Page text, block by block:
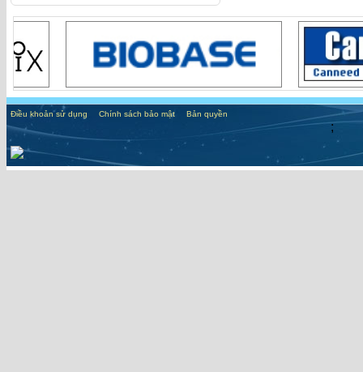
Điều khoản sử dụng Chính sách bảo mật Bản quyền
;